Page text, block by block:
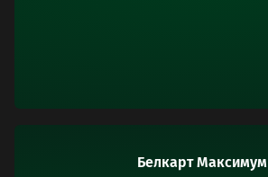
Белкарт Максимум